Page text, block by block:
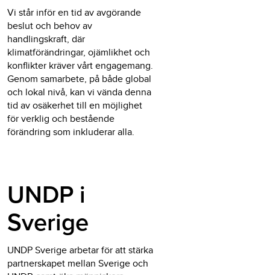
Vi står inför en tid av avgörande
beslut och behov av
handlingskraft, där
klimatförändringar, ojämlikhet och
konflikter kräver vårt engagemang.
Genom samarbete, på både global
och lokal nivå, kan vi vända denna
tid av osäkerhet till en möjlighet
för verklig och bestående
förändring som inkluderar alla.
UNDP i
Sverige
UNDP Sverige arbetar för att stärka
partnerskapet mellan Sverige och